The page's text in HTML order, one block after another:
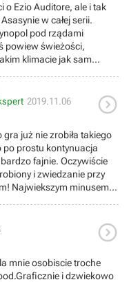
o Ezio Auditore, ale i tak
w całej serii.
pod rządami
powiew świeżości,
klimacie jak sam
mechanikę z Brotherhooda,
rekrutowanie
nowości to ostrze z
w sumie jest całkiem
głównie podobała mi się
się pożegnać z tą
2019.11.06 
gra już nie zrobiła takiego
po prostu kontynuacja
fajnie. Oczywiście
i zwiedzanie przy
Najwiekszym minusem
zadanie w dany
odebrało mi swobodę
i miło będę wspomniał
następną część.

osobiscie troche